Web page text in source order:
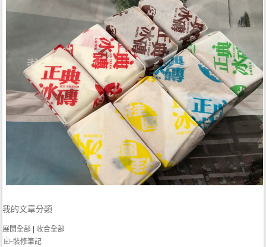
我的文章分類
展開全部 | 收合全部
裝修筆記